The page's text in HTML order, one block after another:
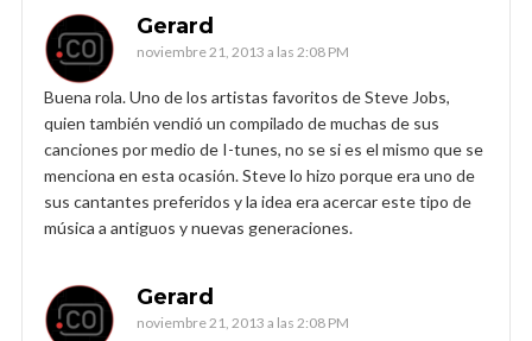
Gerard
noviembre 21, 2013 a las 2:08 PM
Buena rola. Uno de los artistas favoritos de Steve Jobs,
quien también vendió un compilado de muchas de sus
canciones por medio de I-tunes, no se si es el mismo que se
menciona en esta ocasión. Steve lo hizo porque era uno de
sus cantantes preferidos y la idea era acercar este tipo de
música a antiguos y nuevas generaciones.
Gerard
noviembre 21, 2013 a las 2:08 PM